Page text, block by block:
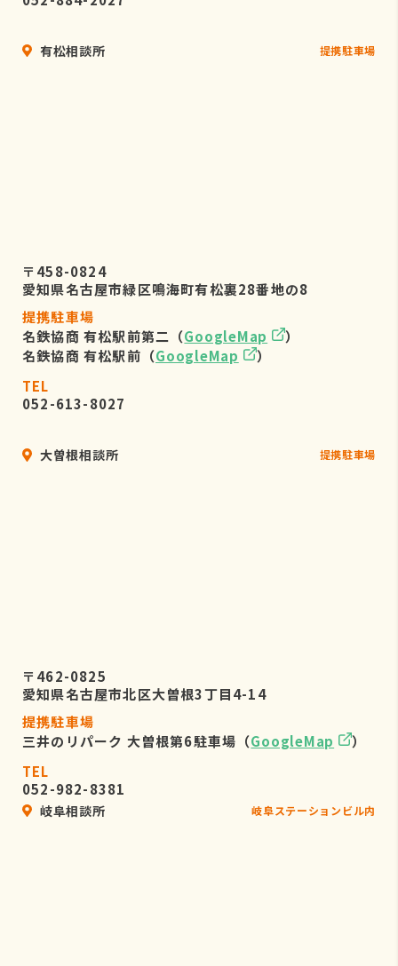
有松相談所 提携駐車場
〒458-0824
愛知県名古屋市緑区鳴海町有松裏28番地の8
提携駐車場
名鉄協商 有松駅前第二（GoogleMap
）
名鉄協商 有松駅前（GoogleMap
）
TEL
052-613-8027
大曽根相談所 提携駐車場
〒462-0825
愛知県名古屋市北区大曽根3丁目4-14
提携駐車場
三井のリパーク 大曽根第6駐車場（GoogleMap
）
TEL
052-982-8381
岐阜相談所 岐阜ステーションビル内